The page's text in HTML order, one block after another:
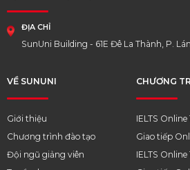
VỀ SUNUNI
Giới thiệu
Chương trình đào tạo
Đội ngũ giảng viên
ĐỊA CHỈ
SunUni Building - 61E Đê La Thành, P.
CHƯƠNG
IELTS Online
Giao tiếp
IELTS Online